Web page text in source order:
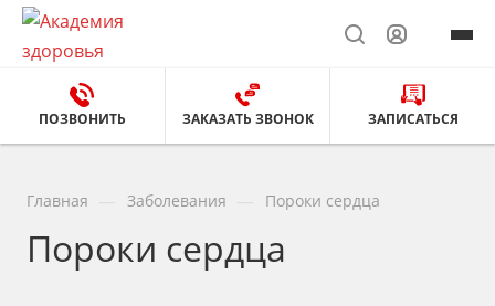
ПОЗВОНИТЬ ЗАКАЗАТЬ ЗВОНОК ЗАПИСАТЬСЯ
Главная Заболевания Пороки сердца
Пороки сердца